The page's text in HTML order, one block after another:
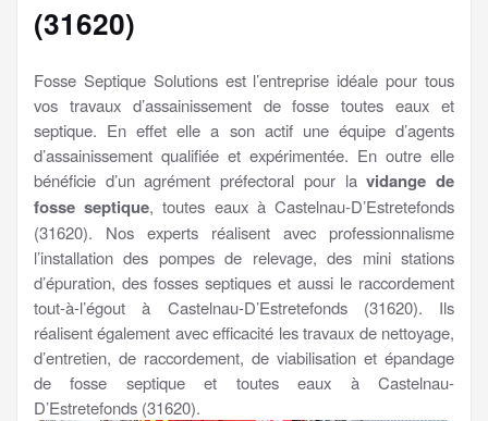
(31620)
Fosse Septique Solutions est l’entreprise idéale pour tous
vos travaux d’assainissement de fosse toutes eaux et
septique. En effet elle a son actif une équipe d’agents
d’assainissement qualifiée et expérimentée. En outre elle
bénéficie d’un agrément préfectoral pour lavidange de
fosse septique, toutes eaux à Castelnau-D’Estretefonds
(31620). Nos experts réalisent avec professionnalisme
l’installation des pompes de relevage, des mini stations
d’épuration, des fosses septiques et aussi le raccordement
tout-à-l’égout à Castelnau-D’Estretefonds (31620). Ils
réalisent également avec efficacité les travaux de nettoyage,
d’entretien, de raccordement, de viabilisation et épandage
de fosse septique et toutes eaux à Castelnau-
D’Estretefonds (31620).